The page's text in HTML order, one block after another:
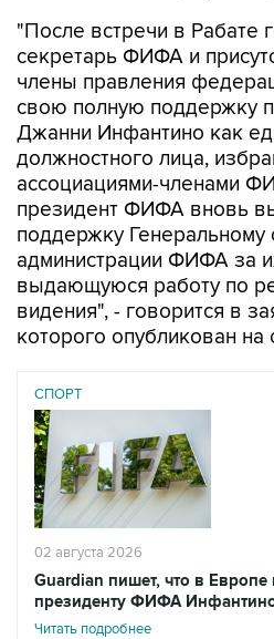
"После встречи в Рабате
секретарь ФИФА и
члены правления
свою полную поддержку
Джанни Инфантино как
должностного лица,
ассоциациями-членами
президент ФИФА вновь
поддержку
администрации ФИФА за
выдающуюся работу по
видения", - говорится в
которого опубликован
СПОРТ
02 августа 2026
Guardian пишет, что в
президенту ФИФА
Читать подробнее